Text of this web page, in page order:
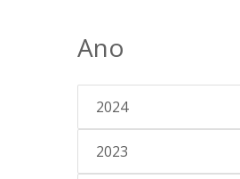
Ano
2024
2023